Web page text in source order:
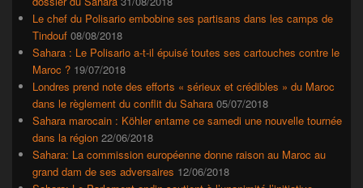
Le chef du Polisario embobine ses partisans dans les camps de
Tindouf 08/08/2018
Sahara : Le Polisario a-t-il épuisé toutes ses cartouches contre le
Maroc ? 19/07/2018
Londres prend note des efforts « sérieux et crédibles » du Maroc
dans le règlement du conflit du Sahara 05/07/2018
Sahara marocain : Köhler entame ce samedi une nouvelle tournée
dans la région 22/06/2018
Sahara: La commission européenne donne raison au Maroc au
grand dam de ses adversaires 12/06/2018